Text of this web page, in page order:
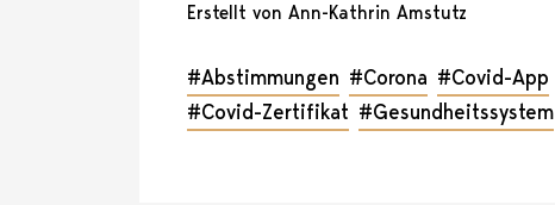
Erstellt von Ann-Kathrin Amstutz
#Abstimmungen #Corona #Covid-App
#Covid-Zertifikat #Gesundheitssystem